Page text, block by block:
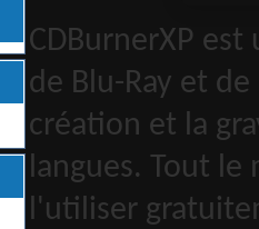
CDBurnerXP est
de Blu-Ray et
création et la
langues. Tout le
l'utiliser